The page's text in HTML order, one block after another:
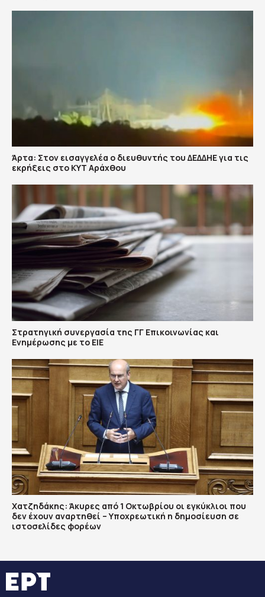
Άρτα: Στον εισαγγελέα ο διευθυντής του ΔΕΔΔΗΕ για τις
εκρήξεις στο ΚΥΤ Αράχθου
Στρατηγική συνεργασία της ΓΓ Επικοινωνίας και
Ενημέρωσης με το ΕΙΕ
Χατζηδάκης: Άκυρες από 1 Οκτωβρίου οι εγκύκλιοι που
δεν έχουν αναρτηθεί – Υποχρεωτική η δημοσίευση σε
ιστοσελίδες φορέων